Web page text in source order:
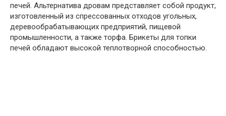
печей. Альтернатива дровам представляет собой продукт,
изготовленный из спрессованных отходов угольных,
деревообрабатывающих предприятий, пищевой
промышленности, а также торфа. Брикеты для топки
печей обладают высокой теплотворной способностью.